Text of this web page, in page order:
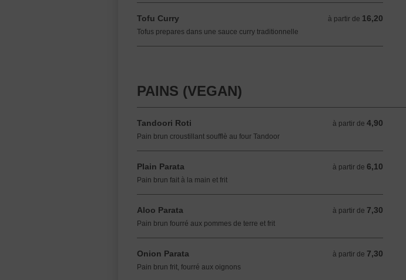
Tofu Curry à partir de 16,20
à partir de 16,20 EUR
Tofus prepares dans une sauce curry traditionnelle
PAINS (VEGAN)
Tandoori Roti à partir de 4,90
à partir de 4,90 EUR
Pain brun croustillant soufflè au four Tandoor
Plain Parata à partir de 6,10
à partir de 6,10 EUR
Pain brun fait à la main et frit
Aloo Parata à partir de 7,30
à partir de 7,30 EUR
Pain brun fourré aux pommes de terre et frit
Onion Parata à partir de 7,30
à partir de 7,30 EUR
Pain brun frit, fourré aux oignons